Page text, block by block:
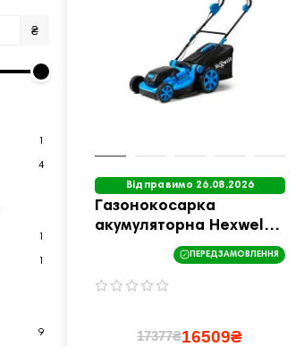
₴
4
9
Відправимо 26.08.2026
Газонокосарка
акумуляторна Hexwelt
40 см 40V 8Ah
ПЕРЕДЗАМОВЛЕННЯ
17377₴16509₴